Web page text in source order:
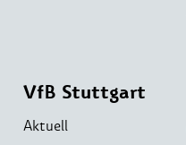
VfB Stuttgart
Aktuell